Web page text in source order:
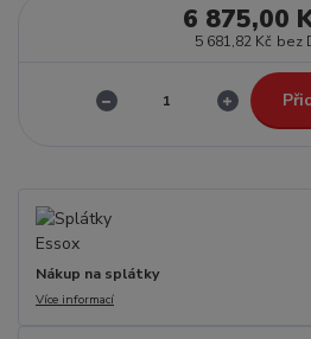
6 875,00
5 681,82 Kč bez
Nákup na splátky
Více informací